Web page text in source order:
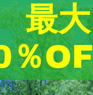
最大